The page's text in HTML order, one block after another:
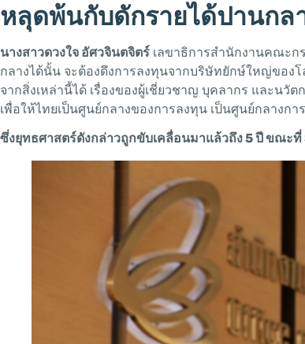
หลุดพ้นกับดักรายได้ปานกล
นางสาวดวงใจ อัศวจินตจิตร์ เลขาธิการสำนักงานคณะก
กลางได้นั้น จะต้องดึงการลงทุนจากบริษัทยักษ์ใหญ่ของ
จากสิ่งเหล่านี้ได้ เรื่องของผู้เชี่ยวชาญ บุคลากร และน
เพื่อให้ไทยเป็นศูนย์กลางของการลงทุน เป็นศูนย์กลางกา
ซึ่งยุทธศาสตร์ดังกล่าวถูกขับเคลื่อนมาแล้วถึง 5 ปี ขณะ